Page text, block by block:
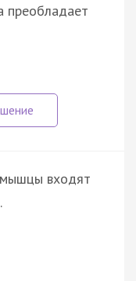
преобладает
входят